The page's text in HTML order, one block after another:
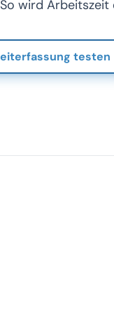
wird Arbeitszeit
testen